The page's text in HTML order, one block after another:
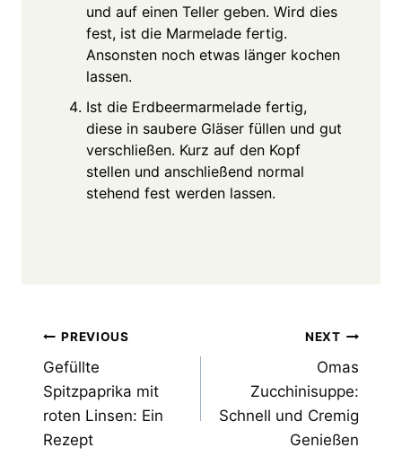
und auf einen Teller geben. Wird dies
fest, ist die Marmelade fertig.
Ansonsten noch etwas länger kochen
lassen.
Ist die Erdbeermarmelade fertig,
diese in saubere Gläser füllen und gut
verschließen. Kurz auf den Kopf
stellen und anschließend normal
stehend fest werden lassen.
Post
navigation
PREVIOUS
Gefüllte
Spitzpaprika mit
roten Linsen: Ein
Rezept
NEXT
Omas
Zucchinisuppe:
Schnell und Cremig
Genießen